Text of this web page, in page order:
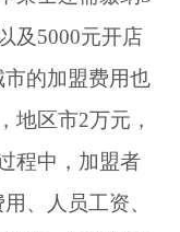
及5000元开店
的加盟费用也
地区市2万元，
程中，加盟者
、人员工资、